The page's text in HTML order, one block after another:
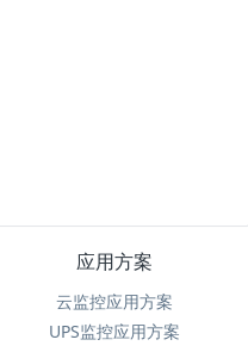
应用方案
云监控应用方案
UPS监控应用方案